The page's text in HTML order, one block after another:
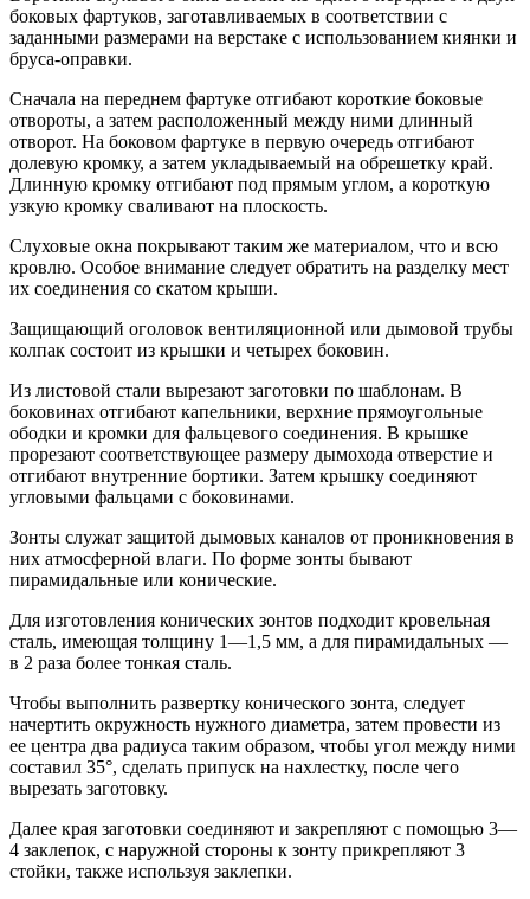
боковых фартуков, заготавливаемых в соответствии с
заданными размерами на верстаке с использованием киянки и
бруса-оправки.
Сначала на переднем фартуке отгибают короткие боковые
отвороты, а затем расположенный между ними длинный
отворот. На боковом фартуке в первую очередь отгибают
долевую кромку, а затем укладываемый на обрешетку край.
Длинную кромку отгибают под прямым углом, а короткую
узкую кромку сваливают на плоскость.
Слуховые окна покрывают таким же материалом, что и всю
кровлю. Особое внимание следует обратить на разделку мест
их соединения со скатом крыши.
Защищающий оголовок вентиляционной или дымовой трубы
колпак состоит из крышки и четырех боковин.
Из листовой стали вырезают заготовки по шаблонам. В
боковинах отгибают капельники, верхние прямоугольные
ободки и кромки для фальцевого соединения. В крышке
прорезают соответствующее размеру дымохода отверстие и
отгибают внутренние бортики. Затем крышку соединяют
угловыми фальцами с боковинами.
Зонты служат защитой дымовых каналов от проникновения в
них атмосферной влаги. По форме зонты бывают
пирамидальные или конические.
Для изготовления конических зонтов подходит кровельная
сталь, имеющая толщину 1—1,5 мм, а для пирамидальных —
в 2 раза более тонкая сталь.
Чтобы выполнить развертку конического зонта, следует
начертить окружность нужного диаметра, затем провести из
ее центра два радиуса таким образом, чтобы угол между ними
составил 35°, сделать припуск на нахлестку, после чего
вырезать заготовку.
Далее края заготовки соединяют и закрепляют с помощью 3—
4 заклепок, с наружной стороны к зонту прикрепляют 3
стойки, также используя заклепки.